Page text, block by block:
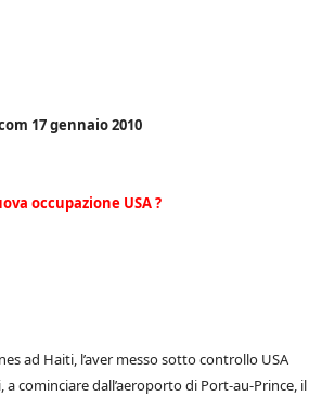
17 gennaio 2010
occupazione USA ?
ad Haiti, l’aver messo sotto controllo USA
cominciare dall’aeroporto di Port-au-Prince, il